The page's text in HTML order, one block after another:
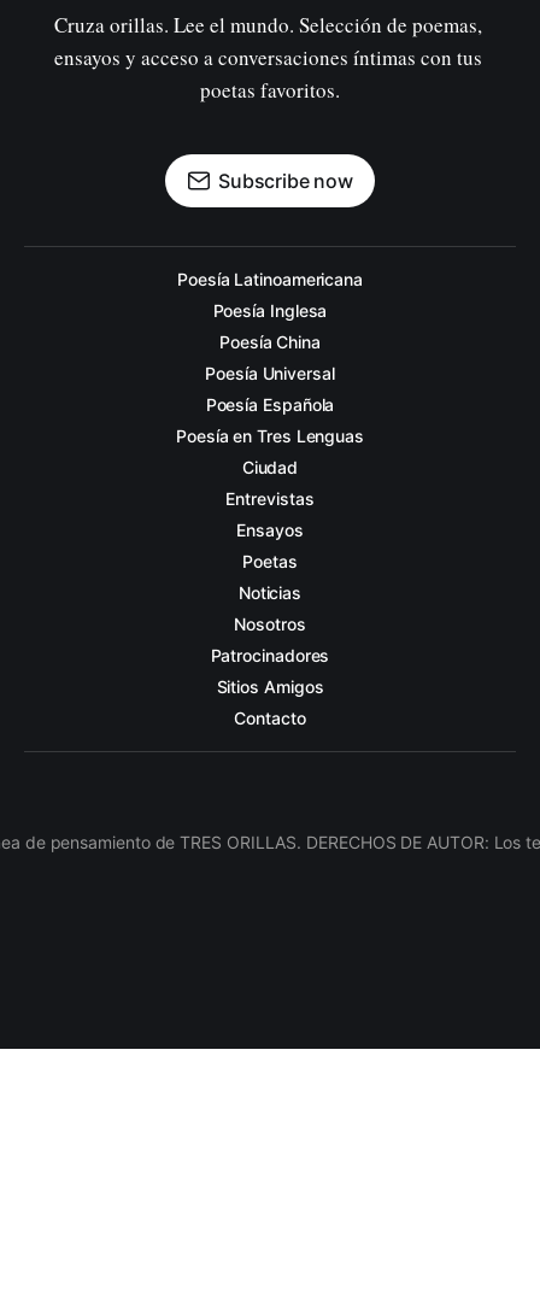
Cruza orillas. Lee el mundo. Selección de poemas,
ensayos y acceso a conversaciones íntimas con tus
poetas favoritos.
Subscribe now
Poesía Latinoamericana
Poesía Inglesa
Poesía China
Poesía Universal
Poesía Española
Poesía en Tres Lenguas
Ciudad
Entrevistas
Ensayos
Poetas
Noticias
Nosotros
Patrocinadores
Sitios Amigos
Contacto
pensamiento de TRES ORILLAS. DERECHOS DE